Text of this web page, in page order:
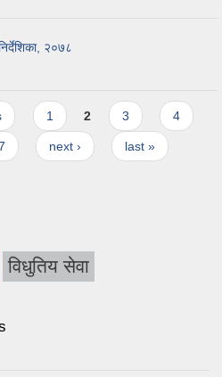
२०७८
1 2 3 4
next › last »
विधुतिय सेवा